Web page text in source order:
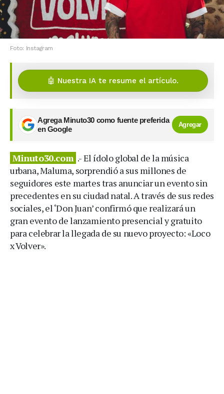
Foto: Instagram
🤖 Nuestra IA te resume el artículo.
Agrega Minuto30 como fuente preferida
en Google
Agregar
Minuto30.com .- El ídolo global de la música
urbana, Maluma, sorprendió a sus millones de
seguidores este martes tras anunciar un evento sin
precedentes en su ciudad natal. A través de sus redes
sociales, el ‘Don Juan’ confirmó que realizará un
gran evento de lanzamiento presencial y gratuito
para celebrar la llegada de su nuevo proyecto: «Loco
x Volver».